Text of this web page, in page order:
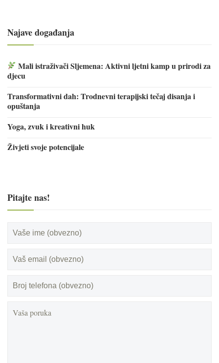
Najave događanja
Mali istraživači Sljemena: Aktivni ljetni kamp u prirodi za
djecu
Transformativni dah: Trodnevni terapijski tečaj disanja i
opuštanja
Yoga, zvuk i kreativni huk
Živjeti svoje potencijale
Pitajte nas!